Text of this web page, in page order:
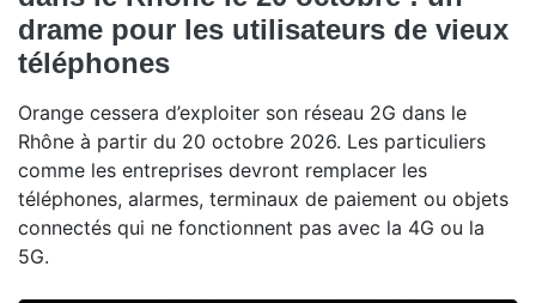
drame pour les utilisateurs de vieux
téléphones
Orange cessera d’exploiter son réseau 2G dans le
Rhône à partir du 20 octobre 2026. Les particuliers
comme les entreprises devront remplacer les
téléphones, alarmes, terminaux de paiement ou objets
connectés qui ne fonctionnent pas avec la 4G ou la
5G.